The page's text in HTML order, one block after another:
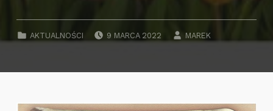
CATEGORIZED IN:
AKTUALNOŚCI 9 MARCA 2022 MAREK